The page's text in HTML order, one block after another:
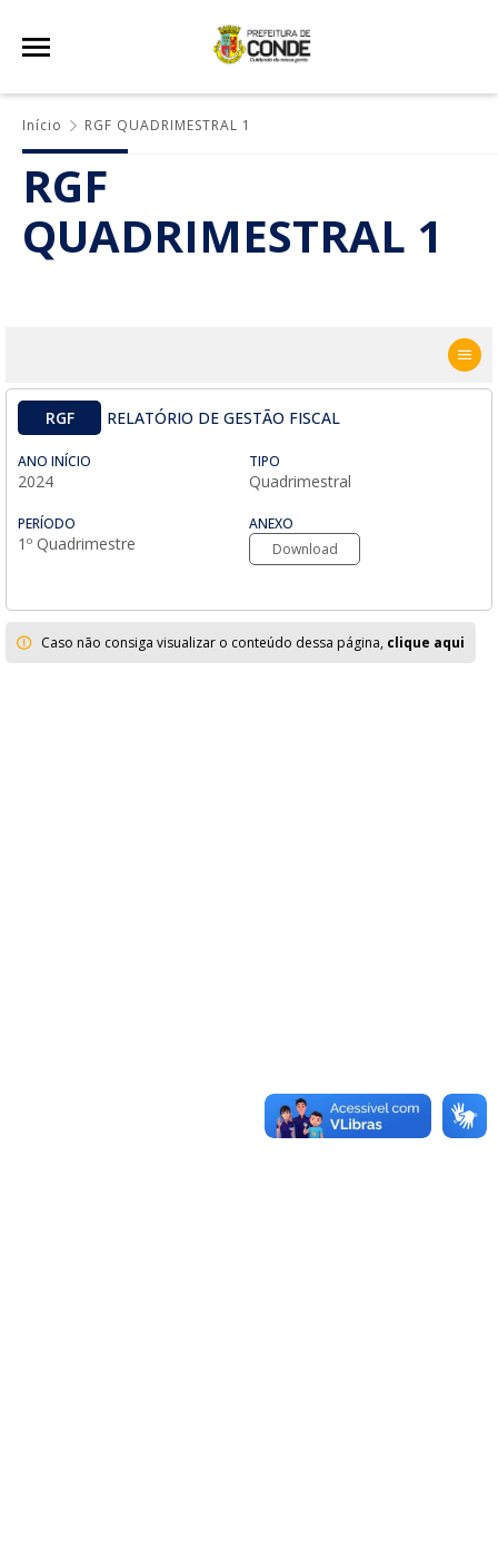
Início RGF QUADRIMESTRAL 1
RGF
QUADRIMESTRAL 1
RGF RELATÓRIO DE GESTÃO FISCAL
ANO INÍCIO
2024
TIPO
Quadrimestral
PERÍODO
1º Quadrimestre
ANEXO
Download
Caso não consiga visualizar o conteúdo dessa página, clique aqui